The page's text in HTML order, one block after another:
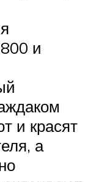
и
и красят
а